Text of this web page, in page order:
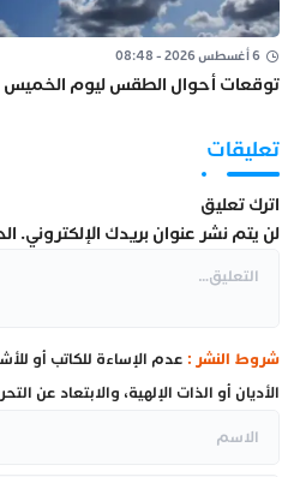
6 أغسطس 2026 - 08:48
توقعات أحوال الطقس ليوم الخميس
تعليقات
اترك تعليق
لن يتم نشر عنوان بريدك الإلكتروني.
شروط النشر : عدم الإساءة للكاتب أو
الأديان أو الذات الإلهية، والابتعاد عن